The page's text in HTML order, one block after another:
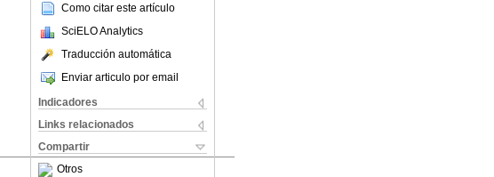
Como citar este artículo
SciELO Analytics
Traducción automática
Enviar articulo por email
Indicadores
Links relacionados
Compartir
Otros